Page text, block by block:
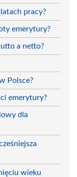
pracy?
emerytury?
a netto?
Polsce?
emerytury?
dla
wieku